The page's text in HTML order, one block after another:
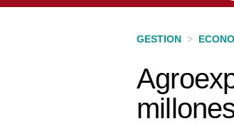
Perú
GESTION >